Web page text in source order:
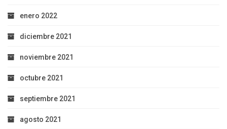
enero 2022
diciembre 2021
noviembre 2021
octubre 2021
septiembre 2021
agosto 2021